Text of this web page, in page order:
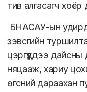
тив алгасагч
БНАСАУ-ын
зэвсгийн
цэргүүддээ дайсны
няцааж, хариу
өгсний дараахан